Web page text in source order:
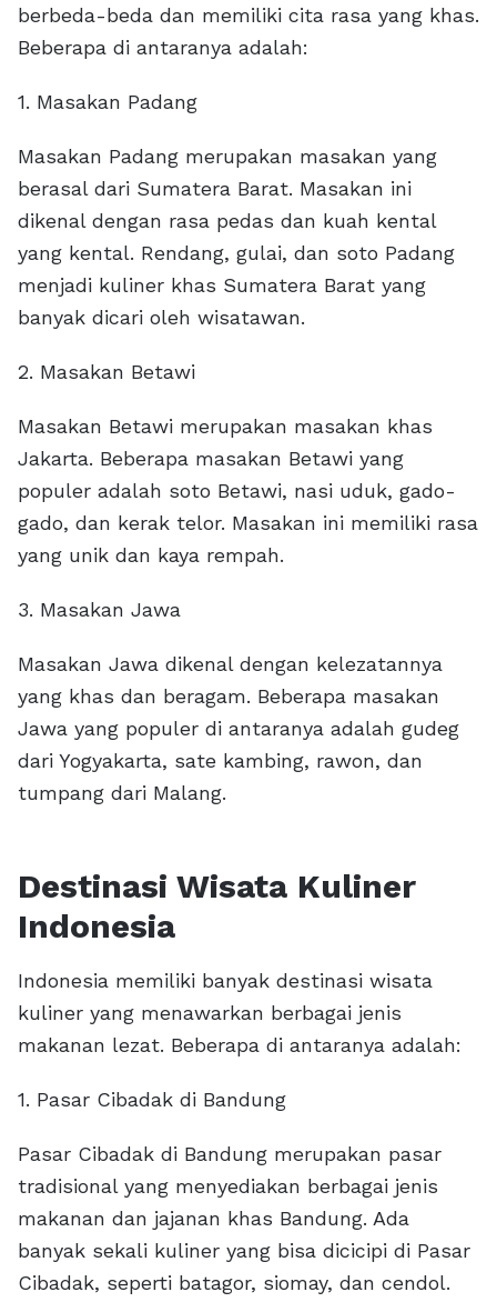
berbeda-beda dan memiliki cita rasa yang khas.
Beberapa di antaranya adalah:
1. Masakan Padang
Masakan Padang merupakan masakan yang
berasal dari Sumatera Barat. Masakan ini
dikenal dengan rasa pedas dan kuah kental
yang kental. Rendang, gulai, dan soto Padang
menjadi kuliner khas Sumatera Barat yang
banyak dicari oleh wisatawan.
2. Masakan Betawi
Masakan Betawi merupakan masakan khas
Jakarta. Beberapa masakan Betawi yang
populer adalah soto Betawi, nasi uduk, gado-
gado, dan kerak telor. Masakan ini memiliki rasa
yang unik dan kaya rempah.
3. Masakan Jawa
Masakan Jawa dikenal dengan kelezatannya
yang khas dan beragam. Beberapa masakan
Jawa yang populer di antaranya adalah gudeg
dari Yogyakarta, sate kambing, rawon, dan
tumpang dari Malang.
Destinasi Wisata Kuliner
Indonesia
Indonesia memiliki banyak destinasi wisata
kuliner yang menawarkan berbagai jenis
makanan lezat. Beberapa di antaranya adalah:
1. Pasar Cibadak di Bandung
Pasar Cibadak di Bandung merupakan pasar
tradisional yang menyediakan berbagai jenis
makanan dan jajanan khas Bandung. Ada
banyak sekali kuliner yang bisa dicicipi di Pasar
Cibadak, seperti batagor, siomay, dan cendol.